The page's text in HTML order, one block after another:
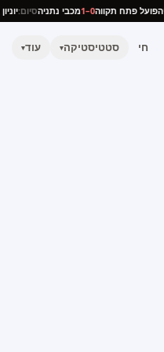
חיהפועל פתח תקווה0–1 מכבי נתניהסיום:
חי סטטיסטיקה▾ עוד▾